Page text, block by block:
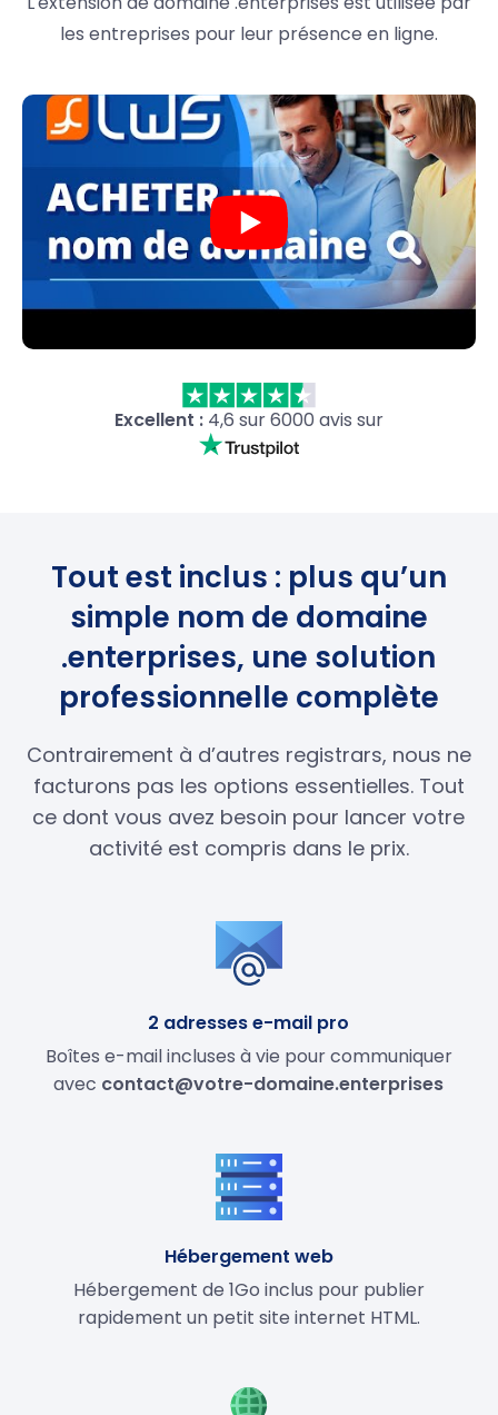
les entreprises pour leur présence en ligne.
Excellent :4,6 sur 6000 avis sur
Tout est inclus : plus qu’un
simple nom de domaine
.enterprises, une solution
professionnelle complète
Contrairement à d’autres registrars, nous ne
facturons pas les options essentielles. Tout
ce dont vous avez besoin pour lancer votre
activité est compris dans le prix.
2 adresses e-mail pro
Boîtes e-mail incluses à vie pour communiquer
avec contact@votre-domaine.enterprises
Hébergement web
Hébergement de 1Go inclus pour publier
rapidement un petit site internet HTML.